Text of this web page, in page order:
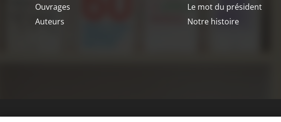
Ouvrages
Auteurs
Le mot du président
Notre histoire